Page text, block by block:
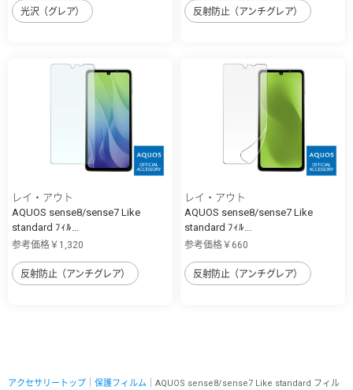
光沢（グレア） 反射防止（アンチグレア）
レイ・アウト
AQUOS sense8/sense7 Like
standard ﾌｨﾙ...
参考価格￥1,320
反射防止（アンチグレア）
レイ・アウト
AQUOS sense8/sense7 Like
standard ﾌｨﾙ...
参考価格￥660
反射防止（アンチグレア）
アクセサリートップ 保護フィルム ｜AQUOS sense8/sense7 Like standard フィル